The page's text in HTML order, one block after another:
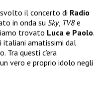
svolto il concerto di Radio
in onda suSky, TV8e
trovato Luca e Paolo.
amatissimi dal
Tra questi c’era
vero e proprio idolo negli